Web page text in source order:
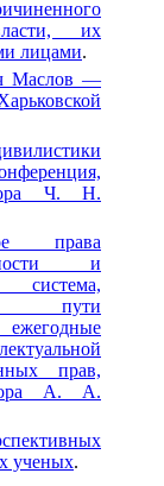
их
лицами.
Маслов —
Ч. Н.
права
и
пути
прав,
А. А.
ученых.